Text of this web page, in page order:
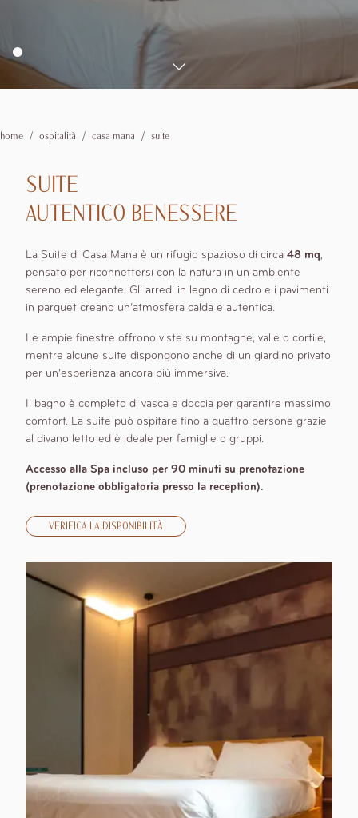
camere
Personal training e Pilates
Privati
Aziendali
Esperienze
Vivere La Valle
Vivere il Territorio
Dove siamo
home ospitalità casa mana suite
SUITE
AUTENTICO BENESSERE
La Suite di Casa Mana è un rifugio spazioso di circa 48 mq,
pensato per riconnettersi con la natura in un ambiente
sereno ed elegante. Gli arredi in legno di cedro e i pavimenti
in parquet creano un’atmosfera calda e autentica.
Le ampie finestre offrono viste su montagne, valle o cortile,
mentre alcune suite dispongono anche di un giardino privato
per un’esperienza ancora più immersiva.
Il bagno è completo di vasca e doccia per garantire massimo
comfort. La suite può ospitare fino a quattro persone grazie
al divano letto ed è ideale per famiglie o gruppi.
Accesso alla Spa incluso per 90 minuti su prenotazione
(prenotazione obbligatoria presso la reception).
VERIFICA LA DISPONIBILITÀ